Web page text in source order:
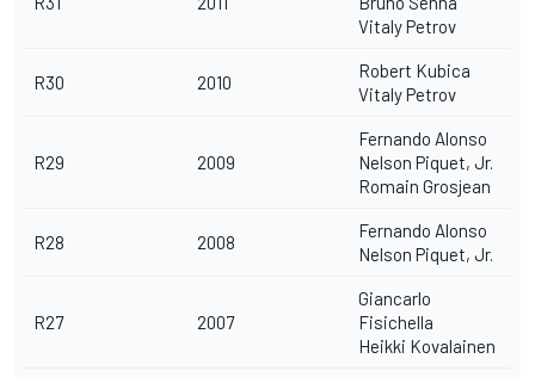
Vitaly Petrov
R30 2010
Robert Kubica
Vitaly Petrov
R29 2009
Fernando Alonso
Nelson Piquet, Jr.
Romain Grosjean
R28 2008
Fernando Alonso
Nelson Piquet, Jr.
R27 2007
Giancarlo
Fisichella
Heikki Kovalainen